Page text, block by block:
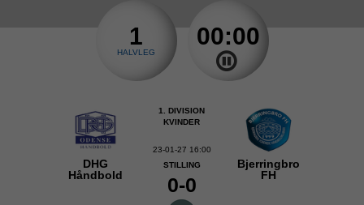
1
HALVLEG
00:00
DHG
Håndbold
1. DIVISION
KVINDER
23-01-27 16:00
STILLING
0-0
Bjerringbro
FH